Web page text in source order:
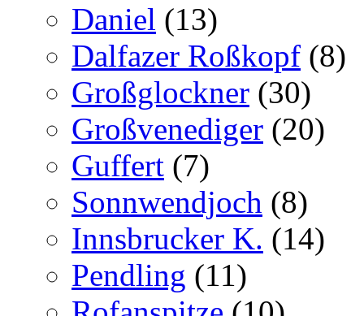
Daniel (13)
Dalfazer Roßkopf (8)
Großglockner (30)
Großvenediger (20)
Guffert (7)
Sonnwendjoch (8)
Innsbrucker K. (14)
Pendling (11)